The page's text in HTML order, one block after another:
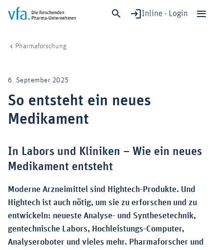
Inline - Login
Gesundheit & Versorgung
Wirtschaft & Standort
Digitalisierung & KI
Verband & Mitglieder
Mitglied werden!
Pharmaforschung
6. September 2025
So entsteht ein neues
Medikament
In Labors und Kliniken – Wie ein neues
Medikament entsteht
Moderne Arzneimittel sind Hightech-Produkte. Und
Hightech ist auch nötig, um sie zu erforschen und zu
entwickeln: neueste Analyse- und Synthesetechnik,
gentechnische Labors, Hochleistungs-Computer,
Analyseroboter und vieles mehr. Pharmaforscher und